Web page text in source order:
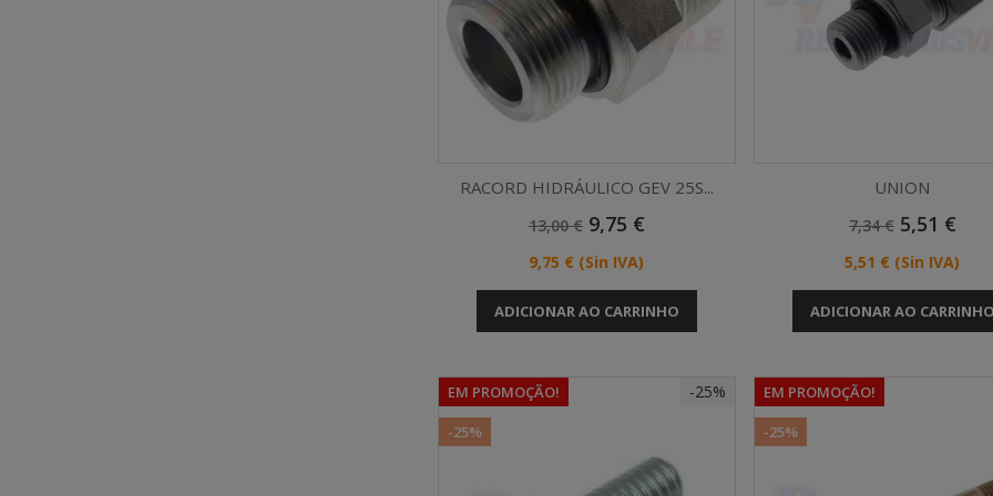
Vista rápida
RACORD HIDRÁULICO GEV 25S...
Preço
13,00 € Preço
9,75 €
Preço
9,75 € (Sin IVA)
ADICIONAR AO CARRINHO
Vista rápida
UNION
Preço
7,34 € Preço
5,51 €
Preço
5,51 € (Sin IVA)
ADICIONAR AO CARRINHO
-25%
EM PROMOÇÃO!
-25%
EM PROMOÇÃO!
-25%